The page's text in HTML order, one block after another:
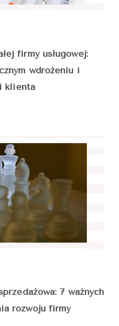
firmy usługowej:
wdrożeniu i
klienta
7 ważnych
rozwoju firmy